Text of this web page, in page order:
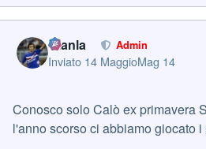
Gianla Admin
Inviato 14 MaggioMag 14
Conosco solo Calò ex primavera
l'anno scorso ci abbiamo giocato